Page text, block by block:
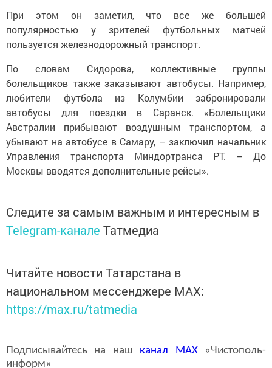
При этом он заметил, что все же большей
популярностью у зрителей футбольных матчей
пользуется железнодорожный транспорт.
По словам Сидорова, коллективные группы
болельщиков также заказывают автобусы. Например,
любители футбола из Колумбии забронировали
автобусы для поездки в Саранск. «Болельщики
Австралии прибывают воздушным транспортом, а
убывают на автобусе в Самару, – заключил начальник
Управления транспорта Миндортранса РТ. – До
Москвы вводятся дополнительные рейсы».
Следите за самым важным и интересным в
Telegram-канале Татмедиа
Читайте новости Татарстана в
национальном мессенджере MАХ:
https://max.ru/tatmedia
Подписывайтесь на наш канал MAX«Чистополь-
информ»